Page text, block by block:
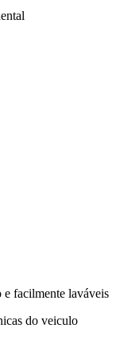
e facilmente laváveis
do veiculo